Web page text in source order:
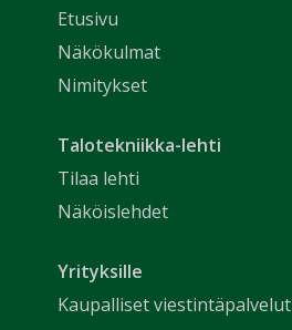
Etusivu
Näkökulmat
Nimitykset
Talotekniikka-lehti
Tilaa lehti
Näköislehdet
Yrityksille
Kaupalliset viestintäpalvelut